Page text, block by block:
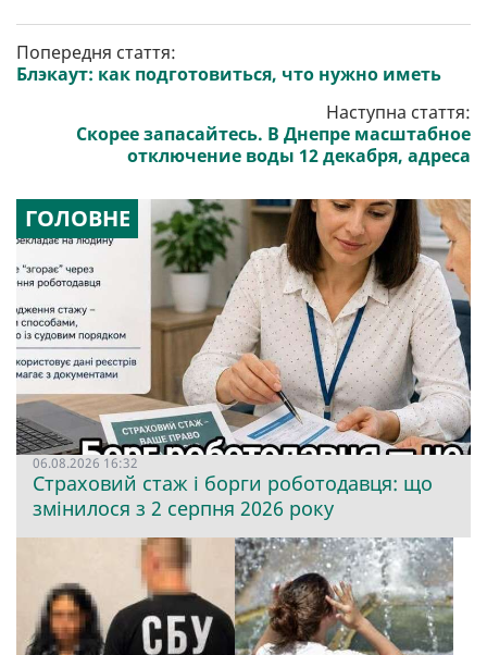
Попередня стаття:
Блэкаут: как подготовиться, что нужно иметь
Наступна стаття:
Скорее запасайтесь. В Днепре масштабное
отключение воды 12 декабря, адреса
ГОЛОВНЕ
06.08.2026 16:32
Страховий стаж і борги роботодавця: що
змінилося з 2 серпня 2026 року